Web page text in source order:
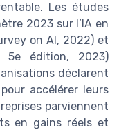
Les études
2023 sur l’IA en
on AI, 2022) et
5e édition, 2023)
déclarent
accélérer leurs
parviennent
en gains réels et